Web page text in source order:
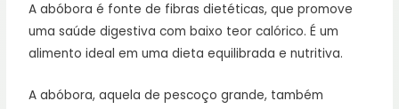
A abóbora é fonte de fibras dietéticas, que promove
uma saúde digestiva com baixo teor calórico. É um
alimento ideal em uma dieta equilibrada e nutritiva.
A abóbora, aquela de pescoço grande, também